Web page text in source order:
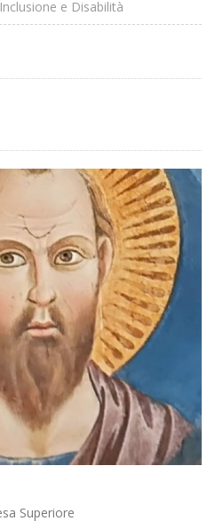
e Disabilità
Superiore